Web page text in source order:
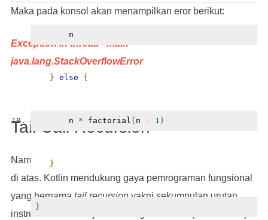
n
} else {
n * factorial ( n - 1 )
}
}
Maka pada konsol akan menampilkan eror berikut:
Exception in thread "main"
java.lang.StackOverflowError
Tail Call Recursion
Namun kita tidak perlu khawatir dengan masalah seperti
di atas. Kotlin mendukung gaya pemrograman fungsional
yang bernama tail recursion yakni sekumpulan urutan
instruksi untuk menjalankan tugas tertentu (